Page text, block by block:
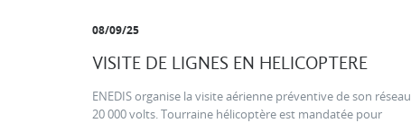
08/09/25
VISITE DE LIGNES EN HELICOPTERE
ENEDIS organise la visite aérienne préventive de son réseau
20 000 volts. Tourraine hélicoptère est mandatée pour